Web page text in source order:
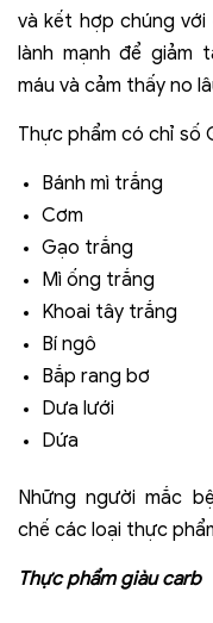
và kết hợp chúng
lành mạnh để giảm
máu và cảm thấy no
Thực phẩm có chỉ số
Bánh mì trắng
Cơm
Gạo trắng
Mì ống trắng
Khoai tây trắng
Bí ngô
Bắp rang bơ
Dưa lưới
Dứa
Những người mắc
chế các loại thực
Thực phẩm giàu carb